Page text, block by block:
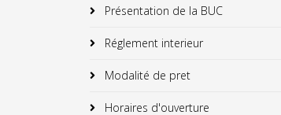
Présentation de la BUC
Réglement interieur
Modalité de pret
Horaires d'ouverture